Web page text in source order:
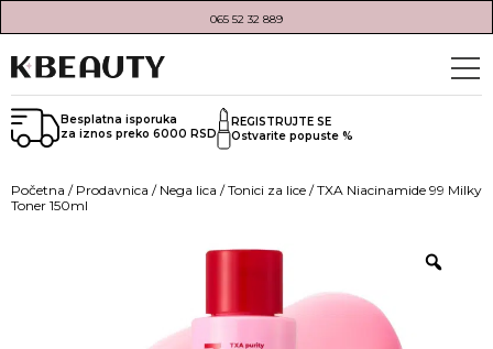
065 52 32 889
Besplatna isporuka
za iznos preko 6000 RSD
REGISTRUJTE SE
Ostvarite popuste %
Početna / Prodavnica / Nega lica /Tonici za lice / TXA Niacinamide 99 Milky
Toner 150ml